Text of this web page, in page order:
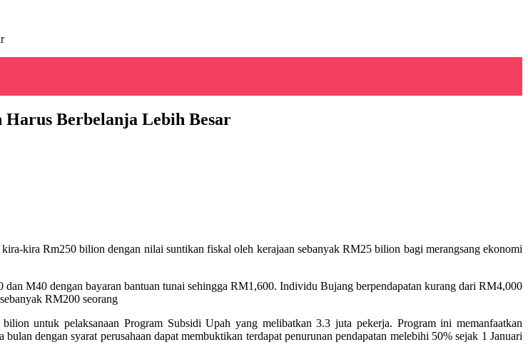
Berbelanja Lebih Besar
kira Rm250 bilion dengan nilai suntikan fiskal oleh kerajaan sebanyak RM25 bilion bagi merangsang ekonomi
M40 dengan bayaran bantuan tunai sehingga RM1,600. Individu Bujang berpendapatan kurang dari RM4,000
RM200 seorang
untuk pelaksanaan Program Subsidi Upah yang melibatkan 3.3 juta pekerja. Program ini memanfaatkan
dengan syarat perusahaan dapat membuktikan terdapat penurunan pendapatan melebihi 50% sejak 1 Januari